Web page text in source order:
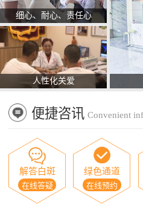
细心、耐心、责任心
人性化关爱
便捷咨讯 Convenient
解答白斑
在线答疑
绿色通道
在线预约